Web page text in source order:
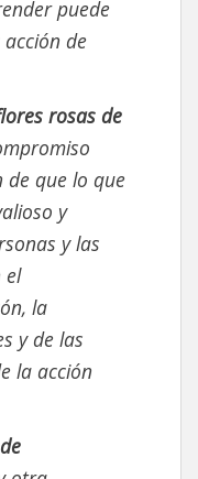
puede
de
rosas de
de que lo que
y
y las
el
la
y de las
la acción